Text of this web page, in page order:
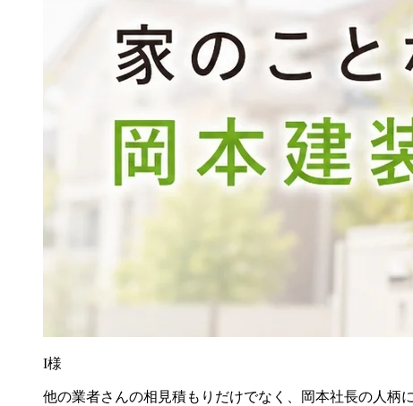
I様
他の業者さんの相見積もりだけでなく、岡本社長の人柄